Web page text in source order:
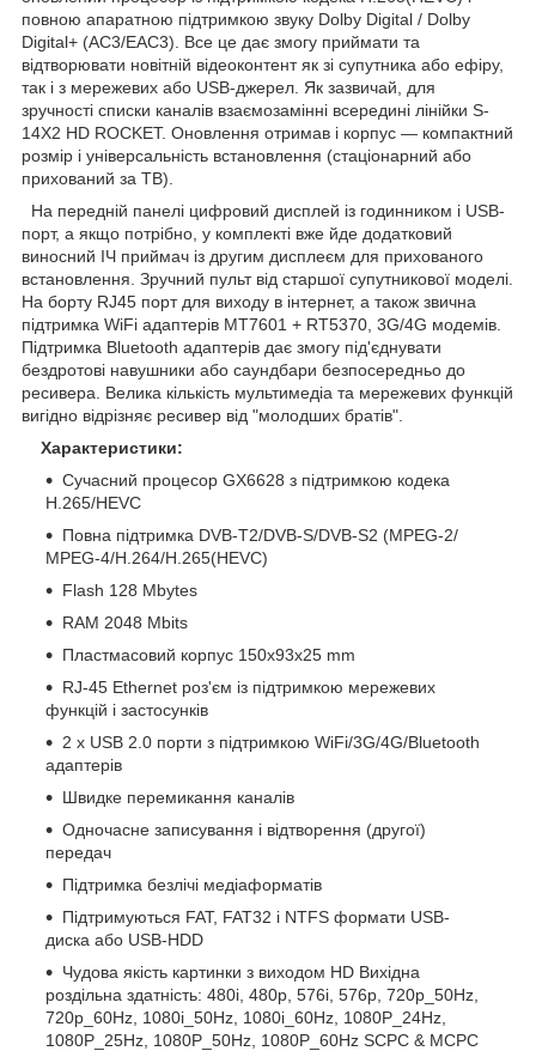
повною апаратною підтримкою звуку Dolby Digital / Dolby
Digital+ (AC3/EAC3). Все це дає змогу приймати та
відтворювати новітній відеоконтент як зі супутника або ефіру,
так і з мережевих або USB-джерел. Як зазвичай, для
зручності списки каналів взаємозамінні всередині лінійки S-
14X2 HD ROCKET. Оновлення отримав і корпус — компактний
розмір і універсальність встановлення (стаціонарний або
прихований за ТВ).
На передній панелі цифровий дисплей із годинником і USB-
порт, а якщо потрібно, у комплекті вже йде додатковий
виносний ІЧ приймач із другим дисплеєм для прихованого
встановлення. Зручний пульт від старшої супутникової моделі.
На борту RJ45 порт для виходу в інтернет, а також звична
підтримка WiFi адаптерів MT7601 + RT5370, 3G/4G модемів.
Підтримка Bluetooth адаптерів дає змогу під'єднувати
бездротові навушники або саундбари безпосередньо до
ресивера. Велика кількість мультимедіа та мережевих функцій
вигідно відрізняє ресивер від "молодших братів".
Характеристики:
Сучасний процесор GX6628 з підтримкою кодека
H.265/HEVC
Повна підтримка DVB-T2/DVB-S/DVB-S2 (MPEG-2/
MPEG-4/H.264/H.265(HEVC)
Flash 128 Mbytes
RAM 2048 Mbits
Пластмасовий корпус 150x93x25 mm
RJ-45 Ethernet роз'єм із підтримкою мережевих
функцій і застосунків
2 х USB 2.0 порти з підтримкою WiFi/3G/4G/Bluetooth
адаптерів
Швидке перемикання каналів
Одночасне записування і відтворення (другої)
передач
Підтримка безлічі медіаформатів
Підтримуються FAT, FAT32 і NTFS формати USB-
диска або USB-HDD
Чудова якість картинки з виходом HD Вихідна
роздільна здатність: 480i, 480p, 576i, 576p, 720p_50Hz,
720p_60Hz, 1080i_50Hz, 1080i_60Hz, 1080P_24Hz,
1080P_25Hz, 1080P_50Hz, 1080P_60Hz SCPC & MCPC